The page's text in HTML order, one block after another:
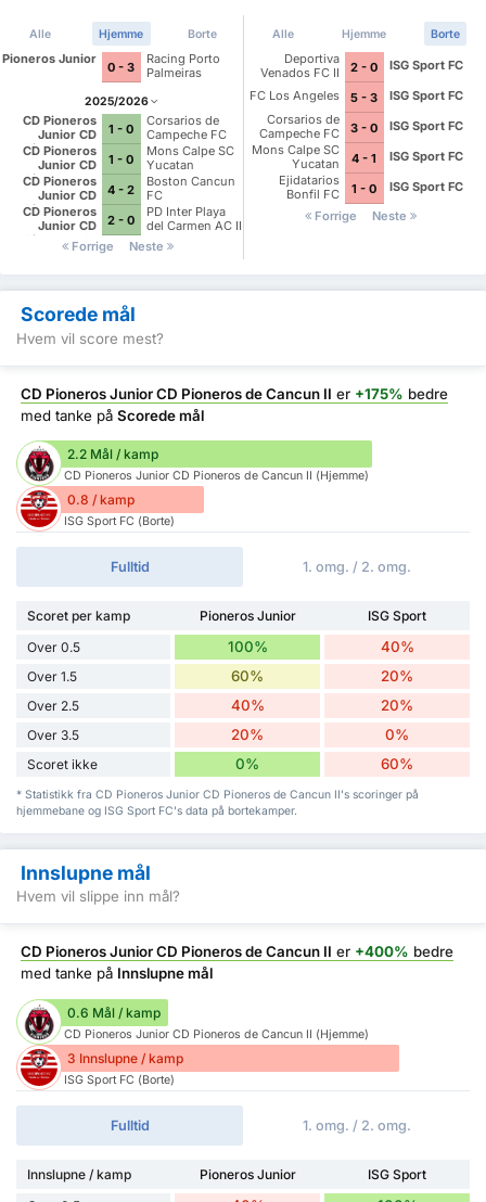
Alle Hjemme Borte
Pioneros Junior
0 - 3
Racing Porto
Palmeiras
2025/2026
CD Pioneros
Junior CD
Pioneros de
Cancun II
1 - 0
Corsarios de
Campeche FC
CD Pioneros
Junior CD
Pioneros de
Cancun II
1 - 0
Mons Calpe SC
Yucatan
CD Pioneros
Junior CD
Pioneros de
Cancun II
4 - 2
Boston Cancun
FC
CD Pioneros
Junior CD
Pioneros de
Cancun II
2 - 0
PD Inter Playa
del Carmen AC II
Forrige
Neste
Alle Hjemme Borte
Deportiva
Venados FC II
2 - 0
ISG Sport FC
FC Los Angeles
5 - 3
ISG Sport FC
Corsarios de
Campeche FC
3 - 0
ISG Sport FC
Mons Calpe SC
Yucatan
4 - 1
ISG Sport FC
Ejidatarios
Bonfil FC
1 - 0
ISG Sport FC
Forrige
Neste
Scorede mål
Hvem vil score mest?
CD Pioneros Junior CD Pioneros de Cancun II er +175% bedre
med tanke på Scorede mål
2.2 Mål / kamp
CD Pioneros Junior CD Pioneros de Cancun II (Hjemme)
0.8 / kamp
ISG Sport FC (Borte)
Fulltid 1. omg. / 2. omg.
Scoret per kamp Pioneros Junior
ISG Sport
Over 0.5
100% 40%
Over 1.5 60% 20%
Over 2.5 40% 20%
Over 3.5 20% 0%
Scoret ikke 0% 60%
* Statistikk fra CD Pioneros Junior CD Pioneros de Cancun II's scoringer på
hjemmebane og ISG Sport FC's data på bortekamper.
Innslupne mål
Hvem vil slippe inn mål?
CD Pioneros Junior CD Pioneros de Cancun II er +400% bedre
med tanke på Innslupne mål
0.6 Mål / kamp
CD Pioneros Junior CD Pioneros de Cancun II (Hjemme)
3 Innslupne / kamp
ISG Sport FC (Borte)
Fulltid 1. omg. / 2. omg.
Innslupne / kamp Pioneros Junior
ISG Sport